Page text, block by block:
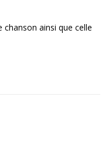
ainsi que celle